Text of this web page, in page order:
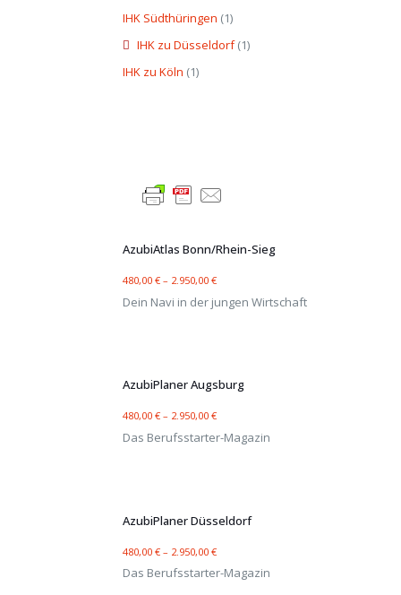
IHK Südthüringen (1)
IHK zu Düsseldorf (1)
IHK zu Köln (1)
AzubiAtlas Bonn/Rhein-Sieg
480,00 € – 2.950,00 €
Dein Navi in der jungen Wirtschaft
AzubiPlaner Augsburg
480,00 € – 2.950,00 €
Das Berufsstarter-Magazin
AzubiPlaner Düsseldorf
480,00 € – 2.950,00 €
Das Berufsstarter-Magazin